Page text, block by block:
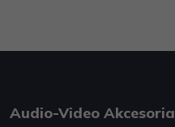
Audio-Video Akcesoria